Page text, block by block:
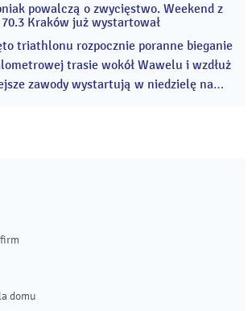
31
2026
powalczą o zwycięstwo. Weekend z
Kraków już wystartował
triathlonu rozpocznie poranne bieganie
trasie wokół Wawelu i wzdłuż
zawody wystartują w niedzielę na
domu